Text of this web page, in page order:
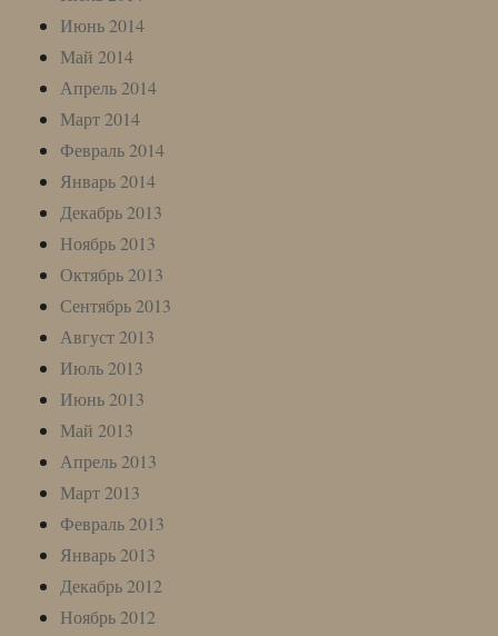
Июнь 2014
Май 2014
Апрель 2014
Март 2014
Февраль 2014
Январь 2014
Декабрь 2013
Ноябрь 2013
Октябрь 2013
Сентябрь 2013
Август 2013
Июль 2013
Июнь 2013
Май 2013
Апрель 2013
Март 2013
Февраль 2013
Январь 2013
Декабрь 2012
Ноябрь 2012